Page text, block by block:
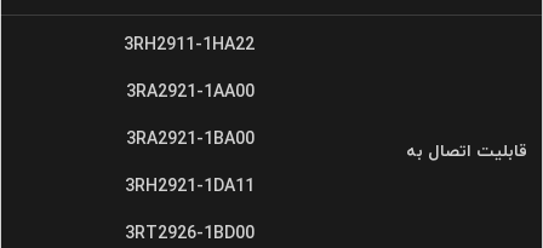
قابلیت اتصال به
3RH2911-1HA22
3RA2921-1AA00
3RA2921-1BA00
3RH2921-1DA11
3RT2926-1BD00